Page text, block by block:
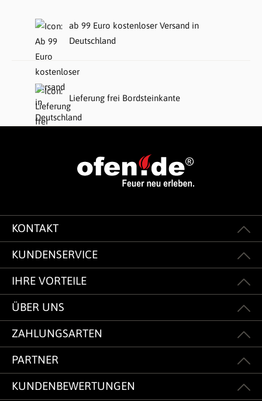
ab 99 Euro kostenloser Versand in
Deutschland
Lieferung frei Bordsteinkante
KONTAKT
KUNDENSERVICE
IHRE VORTEILE
ÜBER UNS
ZAHLUNGSARTEN
PARTNER
KUNDENBEWERTUNGEN